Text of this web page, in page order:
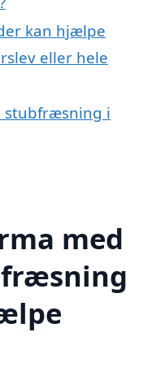
kan hjælpe
eller hele
stubfræsning i
med